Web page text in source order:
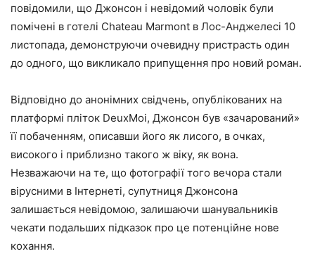
повідомили, що Джонсон і невідомий чоловік були
помічені в готелі Chateau Marmont в Лос-Анджелесі 10
листопада, демонструючи очевидну пристрасть один
до одного, що викликало припущення про новий роман.
Відповідно до анонімних свідчень, опублікованих на
платформі пліток DeuxMoi, Джонсон був «зачарований»
її побаченням, описавши його як лисого, в очках,
високого і приблизно такого ж віку, як вона.
Незважаючи на те, що фотографії того вечора стали
вірусними в Інтернеті, супутниця Джонсона
залишається невідомою, залишаючи шанувальників
чекати подальших підказок про це потенційне нове
кохання.